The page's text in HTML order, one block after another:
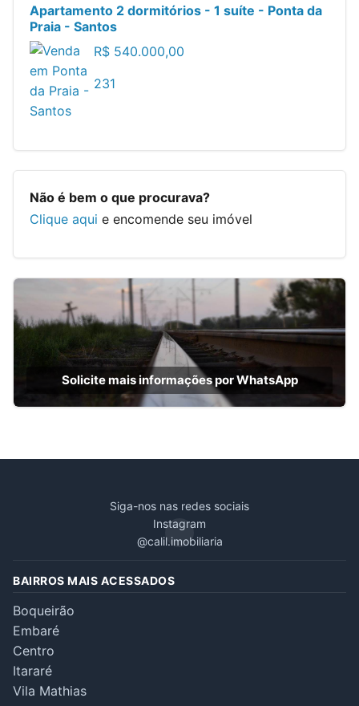
Apartamento 2 dormitórios - 1 suíte - Ponta da
Praia - Santos
R$ 540.000,00
231
Não é bem o que procurava?
Clique aqui e encomende seu imóvel
Solicite mais informações por WhatsApp
Siga-nos nas redes sociais
Instagram
@calil.imobiliaria
BAIRROS MAIS ACESSADOS
Boqueirão
Embaré
Centro
Itararé
Vila Mathias